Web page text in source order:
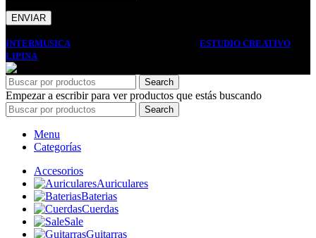
INTERMUSICA
ESTUDIO CREATIVO
LIPINA. PREMIUM E-COMMERCE SOLUTIONS.
Search
Empezar a escribir para ver productos que estás buscando
Search
Menu
Categorías
Accesorios
Auriculares
Baterias
Cuerdas
Sale
Guitarras